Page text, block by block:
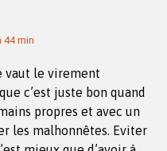
44 min
vaut le virement
c’est juste bon quand
propres et avec un
les malhonnêtes. Eviter